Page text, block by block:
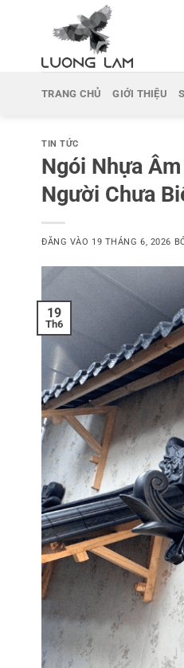
TRANG CHỦ GIỚI THIỆU
TIN TỨC
Ngói Nhựa
Người Chưa
ĐĂNG VÀO 19 THÁNG 6, 2026
19
Th6